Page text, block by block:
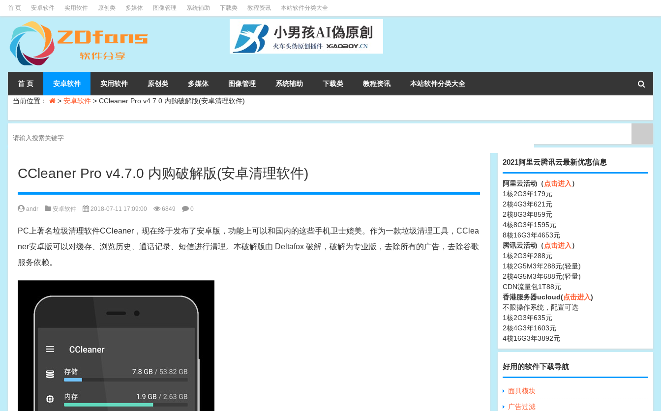
首 页 安卓软件 实用软件 原创类 多媒体 图像管理 系统辅助 下载类 教程资讯 本站软件分类大全
首 页 安卓软件 实用软件 原创类 多媒体 图像管理 系统辅助 下载类 教程资讯 本站软件分类大全
当前位置： > 安卓软件 > CCleaner Pro v4.7.0 内购破解版(安卓清理软件)
CCleaner Pro v4.7.0 内购破解版(安卓清理软件)
andr 安卓软件 2018-07-11 17:09:00 6849 0
PC上著名垃圾清理软件CCleaner，现在终于发布了安卓版，功能上可以和国内的这些手机卫士媲美。作为一款垃圾清理工具，CClea
ner安卓版可以对缓存、浏览历史、通话记录、短信进行清理。本破解版由 Deltafox 破解，破解为专业版，去除所有的广告，去除谷歌
服务依赖。
2021阿里云腾讯云最新优惠信息
阿里云活动（点击进入 ）
1核2G3年179元
2核4G3年621元
2核8G3年859元
4核8G3年1595元
8核16G3年4653元
腾讯云活动（点击进入 ）
1核2G3年288元
1核2G5M3年288元(轻量)
2核4G5M3年688元(轻量)
CDN流量包1T88元
香港服务器ucloud(点击进入)
不限操作系统，配置可选
1核2G3年635元
2核4G3年1603元
4核16G3年3892元
好用的软件下载导航
面具模块
广告过滤